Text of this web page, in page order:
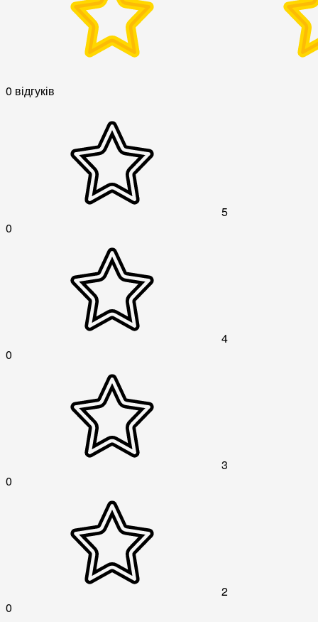
0 відгуків
5
0
4
0
3
0
2
0